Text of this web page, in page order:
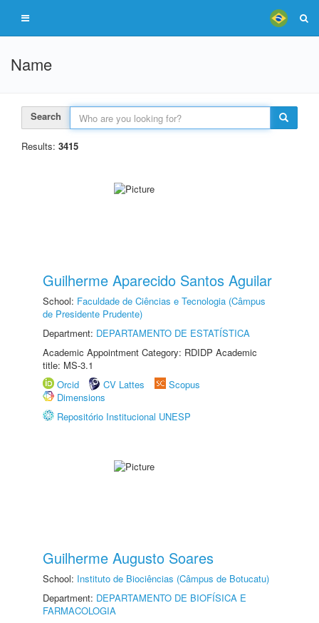
Name
Search
Results: 3415
Guilherme Aparecido Santos Aguilar
School: Faculdade de Ciências e Tecnologia (Câmpus
de Presidente Prudente)
Department: DEPARTAMENTO DE ESTATÍSTICA
Academic Appointment Category: RDIDP Academic
title: MS-3.1
Orcid
CV Lattes
Scopus
Dimensions
Repositório Institucional UNESP
Guilherme Augusto Soares
School: Instituto de Biociências (Câmpus de Botucatu)
Department: DEPARTAMENTO DE BIOFÍSICA E
FARMACOLOGIA